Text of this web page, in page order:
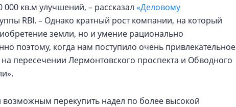
кв.м улучшений, – рассказал «Деловому
RBI. – Однако кратный рост компании, на который
земли, но и умение рационально
поэтому, когда нам поступило очень привлекательное
пересечении Лермонтовского проспекта и Обводного
возможным перекупить надел по более высокой